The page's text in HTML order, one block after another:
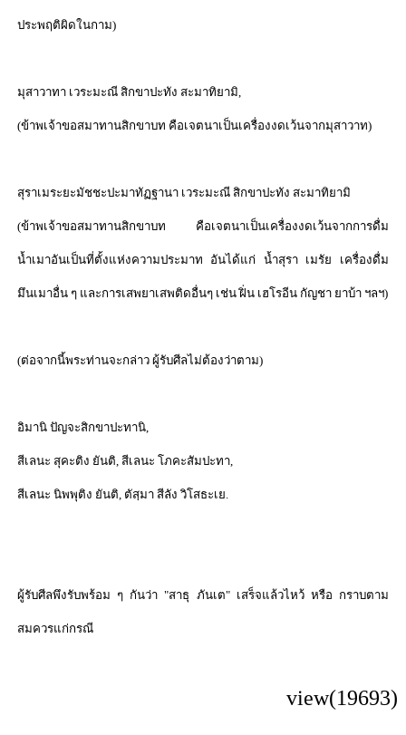
ประพฤติผิดในกาม)
มุสาวาทา เวระมะณี สิกขาปะทัง สะมาทิยามิ,
(ข้าพเจ้าขอสมาทานสิกขาบท คือเจตนาเป็นเครื่องงดเว้นจากมุสาวาท)
สุราเมระยะมัชชะปะมาทัฏฐานา เวระมะณี สิกขาปะทัง สะมาทิยามิ
(ข้าพเจ้าขอสมาทานสิกขาบท คือเจตนาเป็นเครื่องงดเว้นจากการดื่ม
น้ำเมาอันเป็นที่ตั้งแห่งความประมาท อันได้แก่ น้ำสุรา เมรัย เครื่องดื่ม
มึนเมาอื่น ๆ และการเสพยาเสพติดอื่นๆ เช่น ฝิ่น เฮโรอีน กัญชา ยาบ้า ฯลฯ)
(ต่อจากนี้พระท่านจะกล่าว ผู้รับศีลไม่ต้องว่าตาม)
อิมานิ ปัญจะสิกขาปะทานิ,
สีเลนะ สุคะติง ยันติ, สีเลนะ โภคะสัมปะทา,
สีเลนะ นิพพุติง ยันติ, ตัสฺมา สีลัง วิโสธะเย.
ผู้รับศีลพึงรับพร้อม ๆ กันว่า "สาธุ ภันเต" เสร็จแล้วไหว้ หรือ กราบตาม
สมควรแก่กรณี
view(19693)